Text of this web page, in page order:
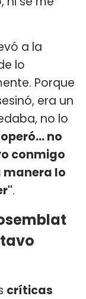
a la
lo
Porque
era un
no lo
no
conmigo
manera lo
.
críticas